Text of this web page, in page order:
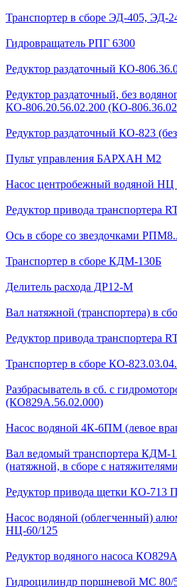
Транспортер в сборе ЭД-405, ЭД-
Гидровращатель РПГ 6300
Редуктор раздаточный КО-
Редуктор раздаточный, без
КО-806.20.56.02.200 (КО-
Редуктор раздаточный КО-823
Пульт управления БАРХАН М2
Насос центробежный водяной
Редуктор привода транспортера
Ось в сборе со звездочками
Транспортер в сборе КДМ-130Б
Делитель расхода ДР12-М
Вал натяжной (транспортера) в
Редуктор привода транспортера
Транспортер в сборе КО-
Разбрасыватель в сб. с
(КО829А.56.02.000)
Насос водяной 4К-6ПМ (левое
Вал ведомый транспортера КДМ-
(натяжной, в сборе с
Редуктор привода щетки КО-713
Насос водяной (облегченный)
НЦ-60/125
Редуктор водяного насоса
Гидроцилиндр поршневой МС 80/